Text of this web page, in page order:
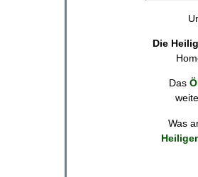
Die
Das
Was